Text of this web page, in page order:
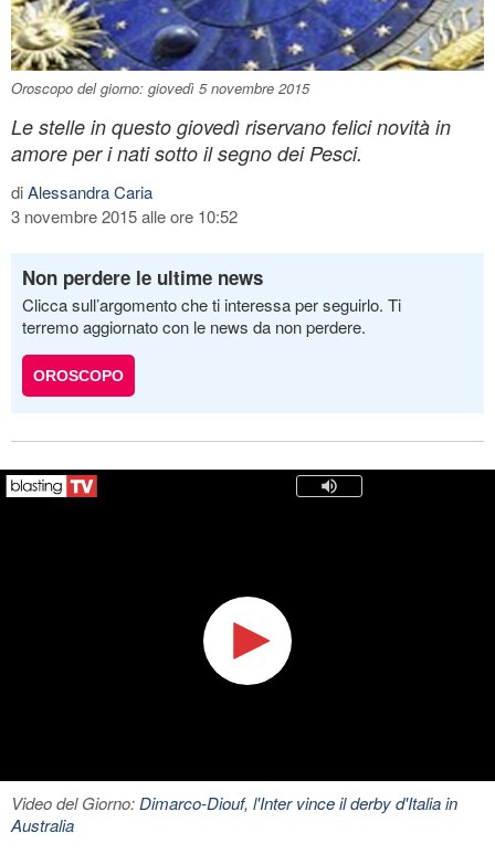
Oroscopo del giorno: giovedì 5 novembre 2015
Le stelle in questo giovedì riservano felici novità in
amore per i nati sotto il segno dei Pesci.
diAlessandra Caria
3 novembre 2015 alle ore 10:52
Non perdere le ultime news
Clicca sull’argomento che ti interessa per seguirlo. Ti
terremo aggiornato con le news da non perdere.
OROSCOPO
Video del Giorno:Dimarco-Diouf, l'Inter vince il derby d'Italia in
Australia